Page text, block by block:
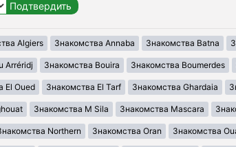
Algiers Знакомства Annaba Знакомства Batna
Arréridj Знакомства Bouira Знакомства Boumerdes
El Oued Знакомства El Tarf Знакомства Ghardaia
Знакомства M Sila Знакомства Mascara
Northern Знакомства Oran Знакомства